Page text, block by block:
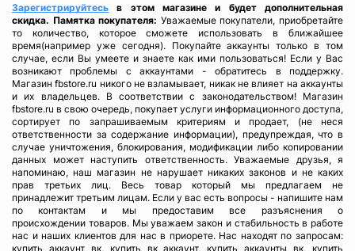
Зарегистрируйтесь
в этом магазине и будет дополнительная
скидка. Памятка покупателя: Уважаемые покупатели, приобретайте
то количество, которое сможете использовать в ближайшее
время(например уже сегодня). Покупайте аккаунты только в том
случае, если Вы умеете и знаете как ими пользоваться! Если у Вас
возникают проблемы с аккаунтами - обратитесь в поддержку.
Магазин fbstore.ru никого не взламывает, никак не влияет на аккаунты
и их владельцев. В соответствии с законодательством! Магазин
fbstore.ru в свою очередь, покупает услуги информационного доступа,
сортирует по запрашиваемым критериям и продает, (не неся
ответственности за содержание информации), предупреждая, что в
случае уничтожения, блокирования, модификации либо копировании
данных может наступить ответственность. Уважаемые друзья, я
напоминаю, наш магазин не нарушает никаких законов и не каких
прав третьих лиц. Весь товар который мы предлагаем не
принадлежит третьим лицам. Если у вас есть вопросы - напишите нам
по контактам и мы предоставим все разъяснения о
происхождении товаров. Мы уважаем закон и стабильность в работе
нас и наших клиентов для нас в приорете. Нас находят по запросам:
купить аккаунт вк, купить вк аккаунт, купить аккаунты вк, купить